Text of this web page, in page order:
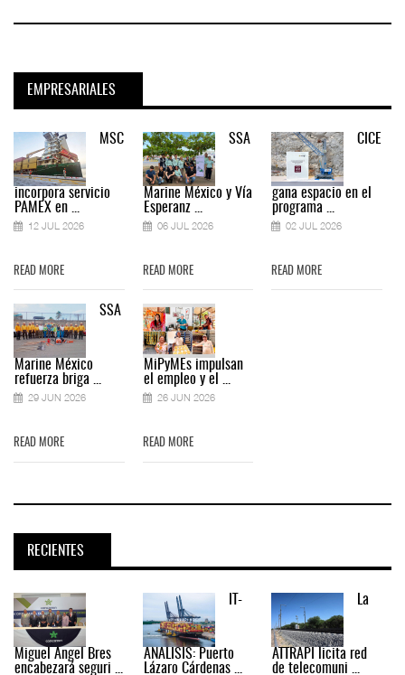
EMPRESARIALES
MSC
incorpora servicio
PAMEX en ...
12 JUL 2026
READ MORE
SSA
Marine México
refuerza briga ...
29 JUN 2026
READ MORE
SSA
Marine México y Vía
Esperanz ...
06 JUL 2026
READ MORE
MiPyMEs impulsan
el empleo y el ...
26 JUN 2026
READ MORE
CICE
gana espacio en el
programa ...
02 JUL 2026
READ MORE
RECIENTES
Miguel Ángel Bres
encabezará seguri ...
IT-
ANÁLISIS: Puerto
Lázaro Cárdenas ...
La
ATTRAPI licita red
de telecomuni ...